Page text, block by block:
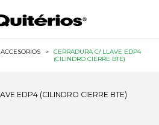
ACCESORIOS >
CERRADURA C/ LLAVE EDP4
(CILINDRO CIERRE BTE)